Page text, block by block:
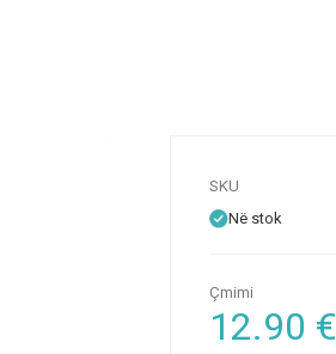
SKU
Në stok
Çmimi
12.90 €